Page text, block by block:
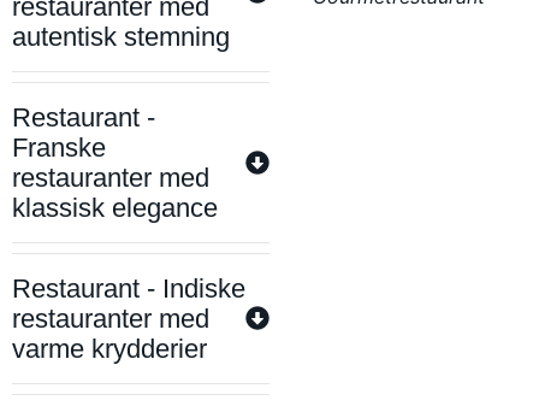
restauranter med
autentisk stemning
Restaurant -
Franske
restauranter med
klassisk elegance
Restaurant - Indiske
restauranter med
varme krydderier